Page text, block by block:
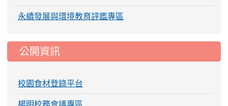
永續發展與環境教育評鑑專區
公開資訊
校園食材登錄平台